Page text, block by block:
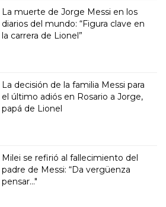
La muerte de Jorge Messi en los
diarios del mundo: “Figura clave en
la carrera de Lionel”
La decisión de la familia Messi para
el último adiós en Rosario a Jorge,
papá de Lionel
Milei se refirió al fallecimiento del
padre de Messi: “Da vergüenza
pensar..."